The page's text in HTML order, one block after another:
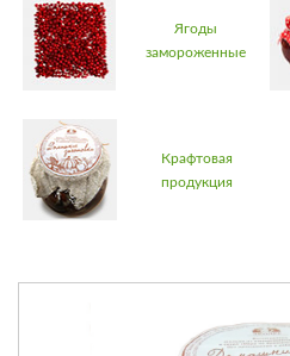
Ягоды
замороженные
Крафтовая
продукция